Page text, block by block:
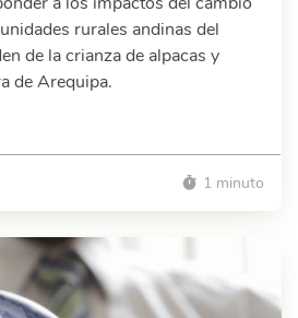
rurales andinas del
de la crianza de alpacas y
de Arequipa.
1 minuto